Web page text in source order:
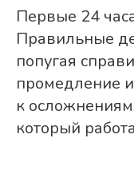
Первые 24
Правильные
попугая
промедление
к
который